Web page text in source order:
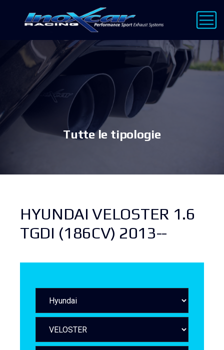
Tutte le tipologie
HYUNDAI VELOSTER 1.6
TGDI (186CV) 2013--